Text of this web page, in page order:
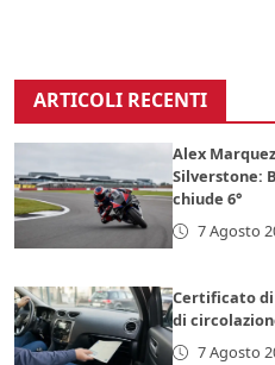
ARTICOLI RECENTI
Alex
Silverstone:
chiude 6°
7 Agosto
Certificato
di
7 Agosto